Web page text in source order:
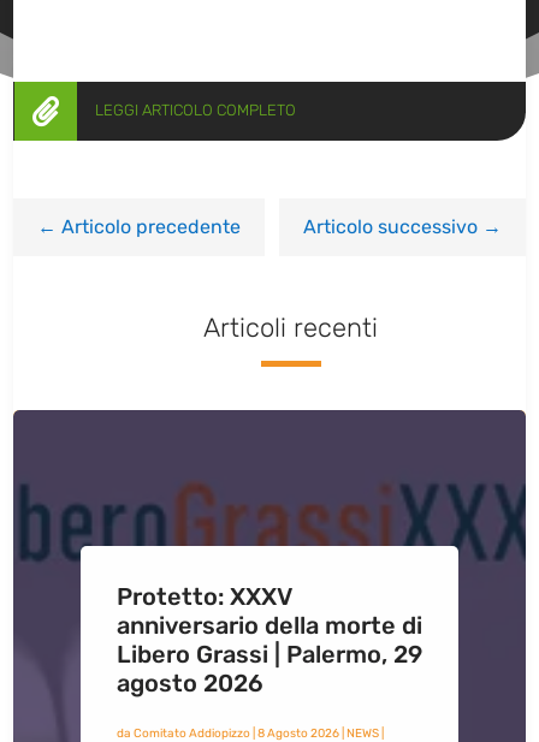
 LEGGI ARTICOLO COMPLETO
←Articolo precedente Articolo successivo→
Articoli recenti
Protetto: XXXV
anniversario della morte di
Libero Grassi | Palermo, 29
agosto 2026
da Comitato Addiopizzo| 8 Agosto 2026| NEWS|